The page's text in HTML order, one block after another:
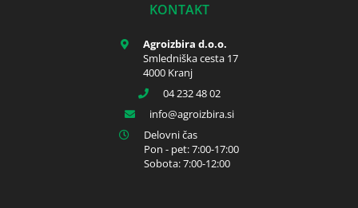
KONTAKT
Agroizbira d.o.o.
Smledniška cesta 17
4000 Kranj
04 232 48 02
info
agroizbira.si
Delovni čas
Pon - pet: 7:00-17:00
Sobota: 7:00-12:00